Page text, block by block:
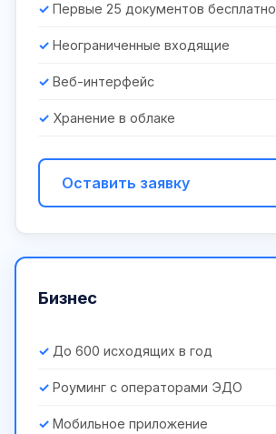
Первые 25 документов бесплатно
Неограниченные входящие
Веб-интерфейс
Хранение в облаке
Оставить заявку
Бизнес
До 600 исходящих в год
Роуминг с операторами ЭДО
Мобильное приложение